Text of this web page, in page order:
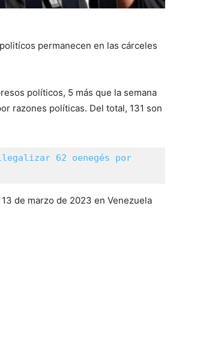
permanecen en las cárceles
políticos, 5 más que la semana
razones políticas. Del total, 131 son
62 oenegés por
de marzo de 2023 en Venezuela